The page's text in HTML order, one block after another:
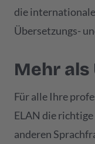
die
Übersetzungs-
Mehr als
Für alle Ihre
ELAN die
anderen